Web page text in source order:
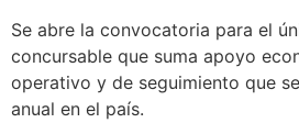
Se abre la convocatoria para el
concursable que suma apoyo
operativo y de seguimiento que
anual en el país.